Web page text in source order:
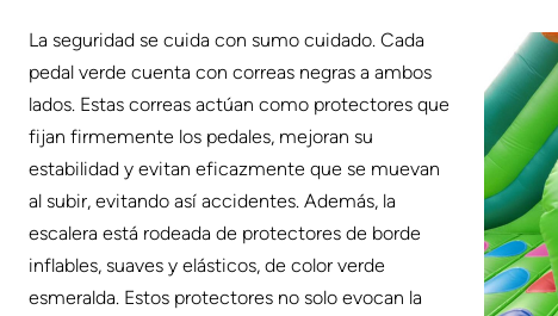
La seguridad se cuida con sumo cuidado. Cada
pedal verde cuenta con correas negras a ambos
lados. Estas correas actúan como protectores que
fijan firmemente los pedales, mejoran su
estabilidad y evitan eficazmente que se muevan
al subir, evitando así accidentes. Además, la
escalera está rodeada de protectores de borde
inflables, suaves y elásticos, de color verde
esmeralda. Estos protectores no solo evocan la